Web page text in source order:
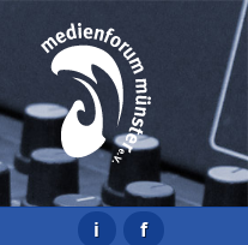
f
i